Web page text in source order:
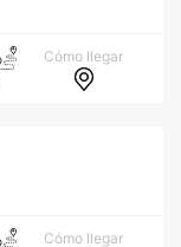
Cómo llegar
Cómo llegar